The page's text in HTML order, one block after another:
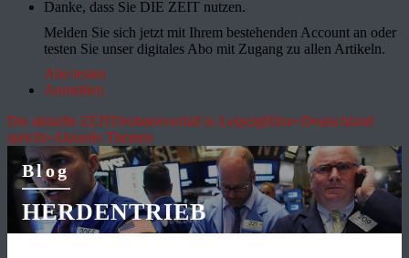
Danke, dass Sie DIE ZEIT nutzen.
Melden Sie sich jetzt mit Ihrem bestehenden Account an oder
testen Sie unser digitales Abo mit Zugang zu allen Artikeln.
Abo testen
Anmelden
Die aktuelle ZEITDrohnenvorfall in LeipzigHitze»Deutschland
spricht«Aktuelle Themen
Blog
HERDENTRIEB